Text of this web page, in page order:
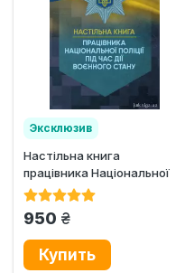
Эксклюзив
Настільна книга
працівника Національної
поліції під час дії воєнного
950 грн.